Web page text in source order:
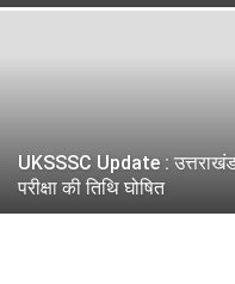
UKSSSC Update :
परीक्षा की तिथि घोषित